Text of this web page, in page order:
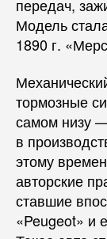
передач,
Модель
1890 г.
тормозные
самом низу
в
этому
авторские
ставшие
«Peugeot» и